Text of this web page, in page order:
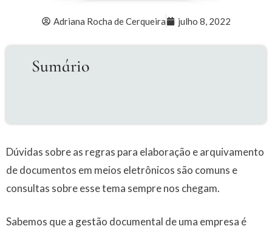
Adriana Rocha de Cerqueira julho 8, 2022
Sumário
Dúvidas sobre as regras para elaboração e arquivamento
de documentos em meios eletrônicos são comuns e
consultas sobre esse tema sempre nos chegam.
Sabemos que a gestão documental de uma empresa é